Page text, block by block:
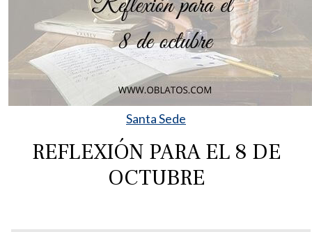
Santa Sede
REFLEXIÓN PARA EL 8 DE
OCTUBRE